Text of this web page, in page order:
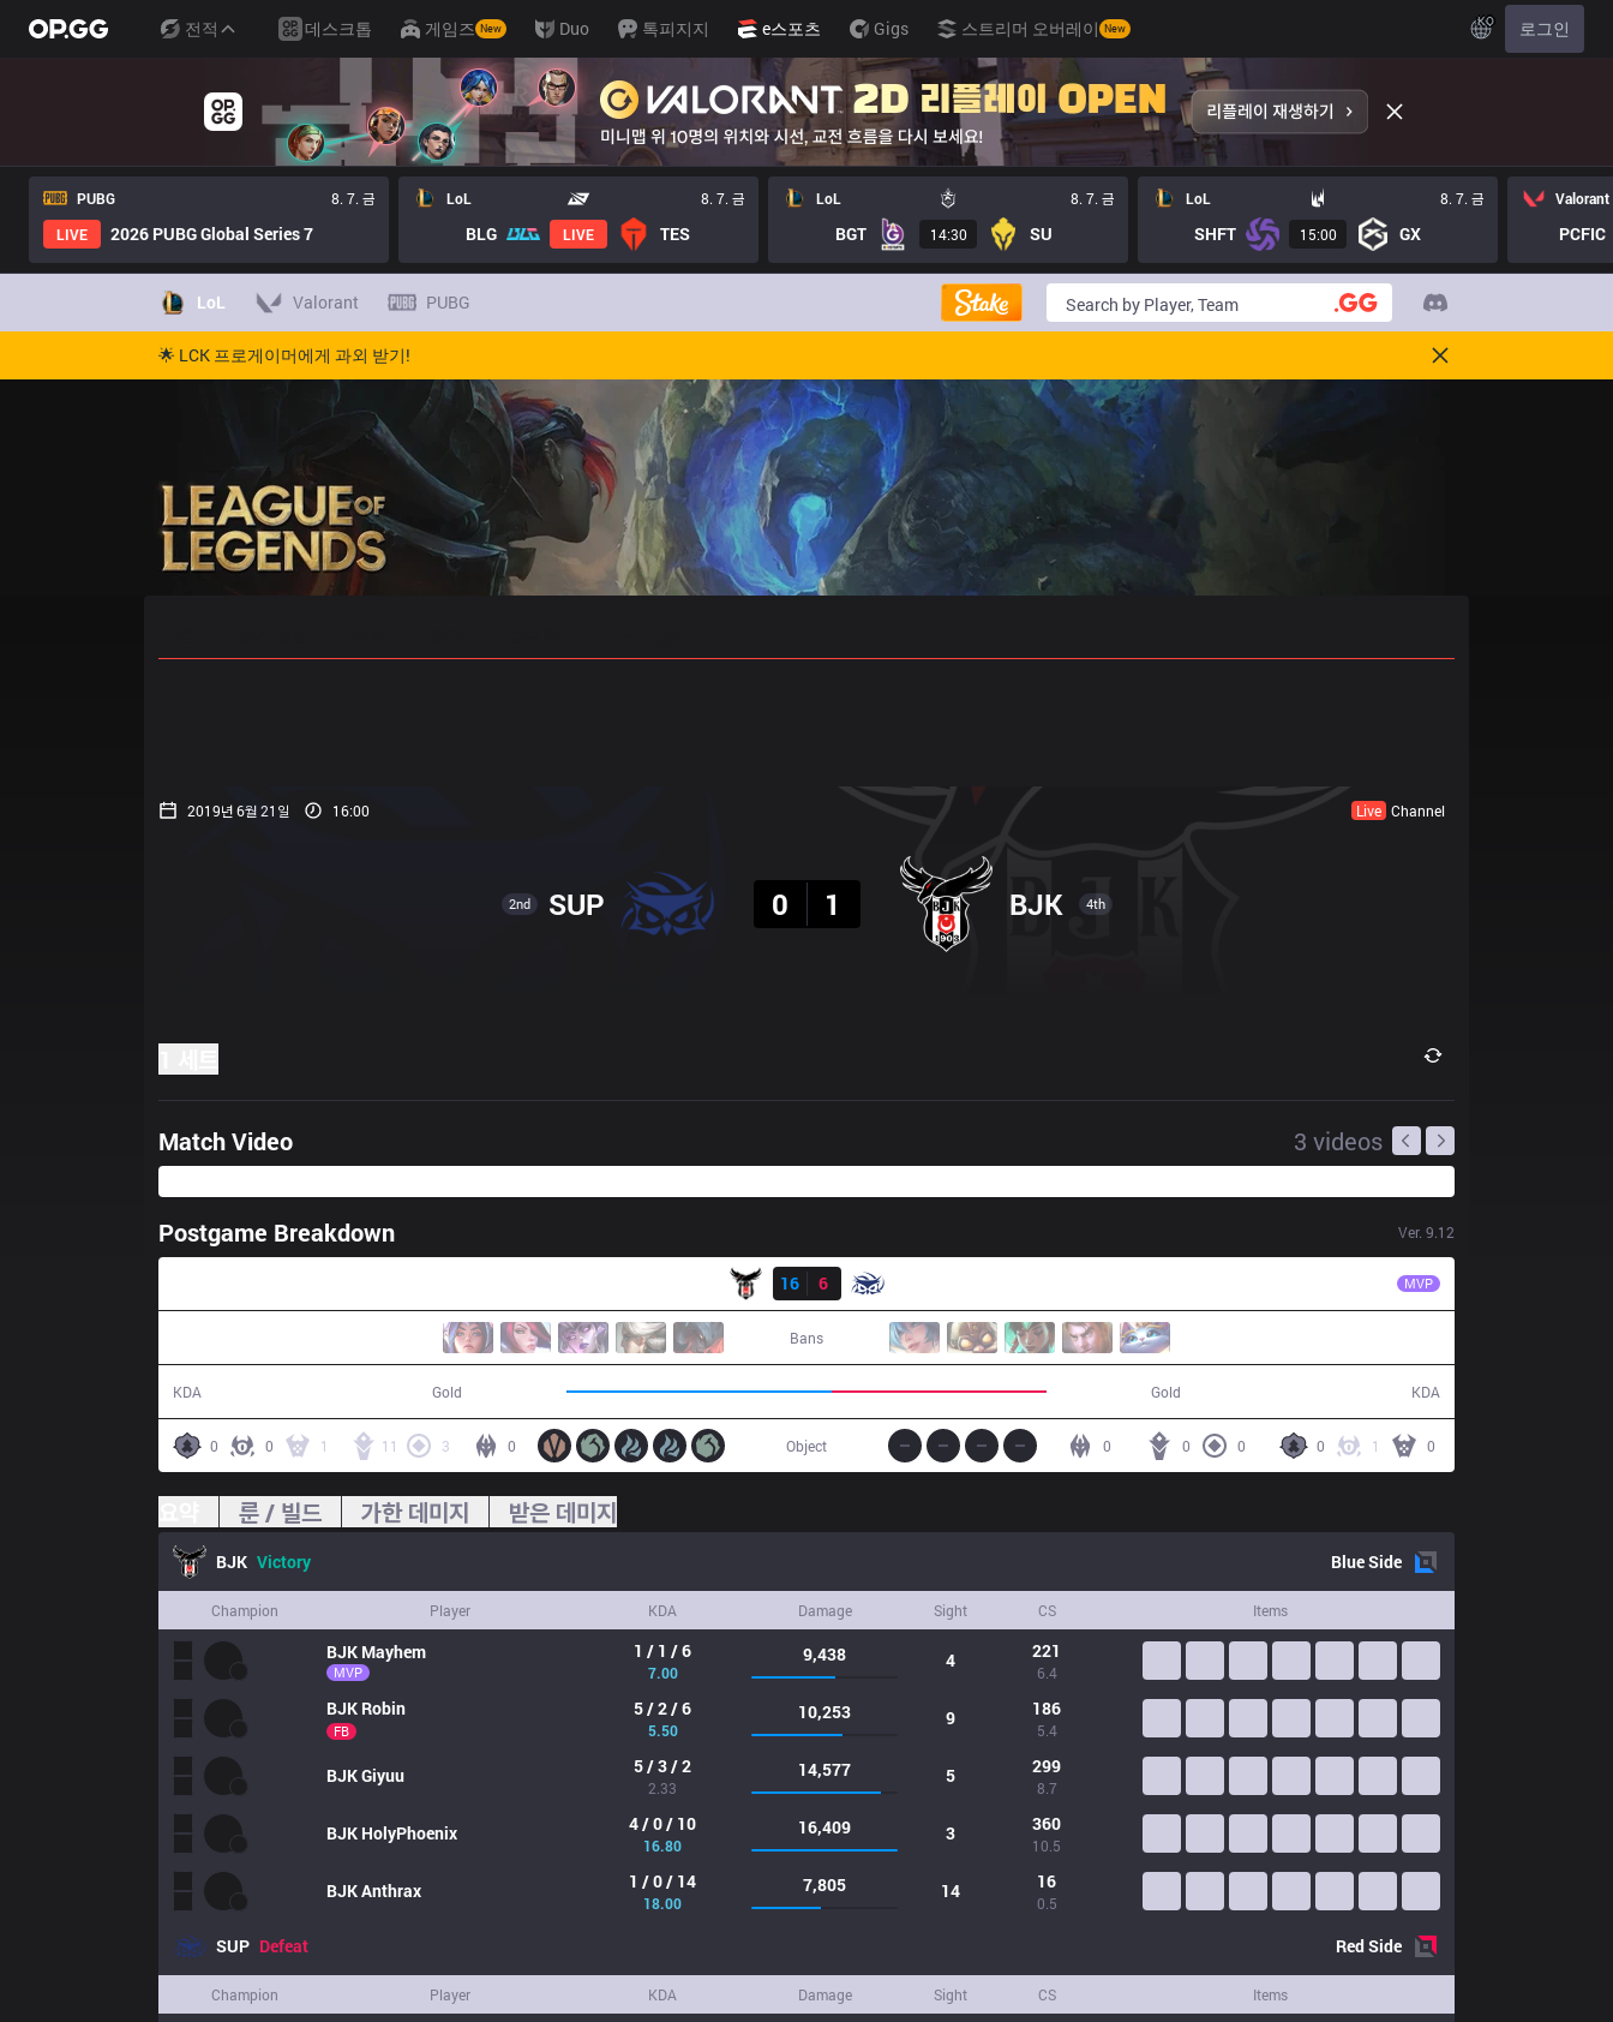
전적 데스크톱 게임즈 New Duo 톡피지지 e스포츠 Gigs 스트리머 오버레이 New KO 로그인
PUBG
8. 7. 금
LIVE
2026 PUBG Global Series 7
LoL 8. 7. 금
BLG LIVE TES
LoL 8. 7. 금
BGT 14:30 SU
LoL 8. 7. 금
SHFT 15:00 GX
Valorant
PCFIC
LoL Valorant PUBG
🌟 LCK 프로게이머에게 과외 받기!
2019년 6월 21일 16:00 Live Channel
2nd SUP
0
1 BJK 4th
Match Video 3 videos
Postgame Breakdown Ver. 9.12
16
6 MVP
Bans
KDA Gold Gold KDA
0 0 1 11 3 0 0 1 0
0 0
0
Object
룬 / 빌드 가한 데미지 받은 데미지
BJK Victory BlueSide
Champion Player KDA Damage Sight CS Items
BJK Mayhem
MVP
1 / 1 / 6
7.00
9,438 4 221
6.4
BJK Robin
FB
5 / 2 / 6
5.50
10,253 9 186
5.4
BJKGiyuu 5 / 3 / 2
2.33
14,577 5 299
8.7
BJK HolyPhoenix 4 / 0 / 10
16.80
16,409 3 360
10.5
BJKAnthrax 1 / 0 / 14
18.00
7,805 14 16
0.5
SUP Defeat RedSide
Champion Player KDA Damage Sight CS Items